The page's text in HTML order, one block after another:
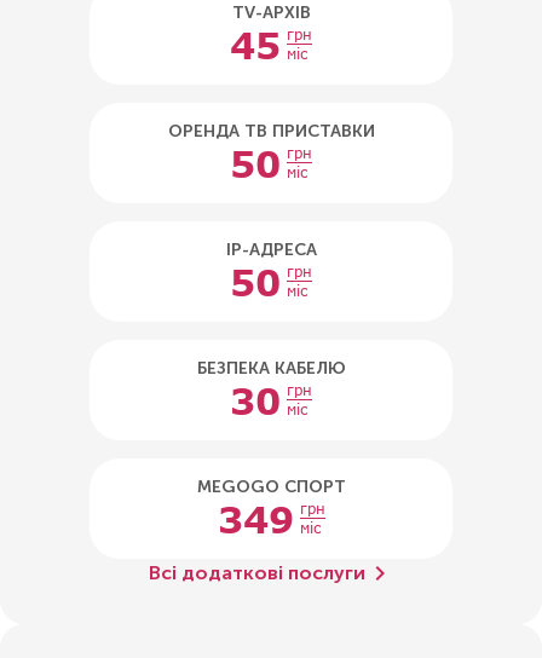
TV-АРХІВ
45 грн
міс
ОРЕНДА ТВ ПРИСТАВКИ
50 грн
міс
IP-АДРЕСА
50 грн
міс
БЕЗПЕКА КАБЕЛЮ
30 грн
міс
MEGOGO СПОРТ
349 грн
міс
Всі додаткові послуги chevron_right